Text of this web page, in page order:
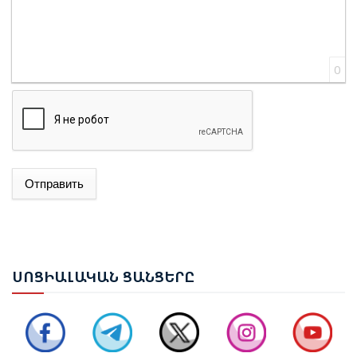
0
Отправить
ՍՈՑԻԱԼԱԿԱՆ ՑԱՆՑԵՐԸ
ՌՈՒԲԵՆ ՌՈՒԲԻՆՅԱՆԸ ԸՆՏՐՎԵՑ ԱԺ ՆԱԽԱԳԱՀ
ՆԻԿՈԼ ՓԱՇԻՆՅԱՆԻՆ ՎԱՐՉԱՊԵՏ ՆՇԱՆԱԿԵԼՈՒ
ՄԱՍԻՆ ՀՐԱՄԱՆԱԳԻՐԸ
ԻԼՀԱՄ ԱԼԻԵՎ. ԿԵՆՏՐՈՆԱԿԱՆ ԱՍԻԱՅԻ ԵՐԿՐՆԵՐԻ